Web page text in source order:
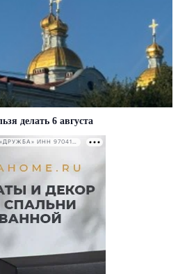
делать 6 августа
РЕКЛАМА • ООО «ДРУЖБА» ИНН 9704146411